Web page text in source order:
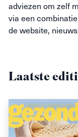
adviezen om zelf
via een
de website,
Laatste